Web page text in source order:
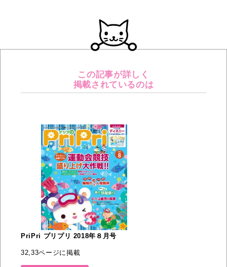
この記事が詳しく
掲載されているのは
PriPri プリプリ 2018年８月号
32,33ページに掲載